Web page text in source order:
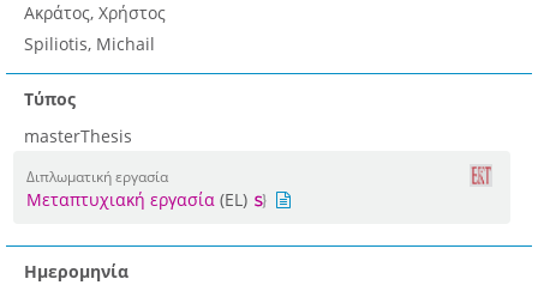
Ακράτος, Χρήστος
Spiliotis, Michail
Τύπος
masterThesis
Διπλωματική εργασία
Μεταπτυχιακή εργασία (EL)
Ημερομηνία